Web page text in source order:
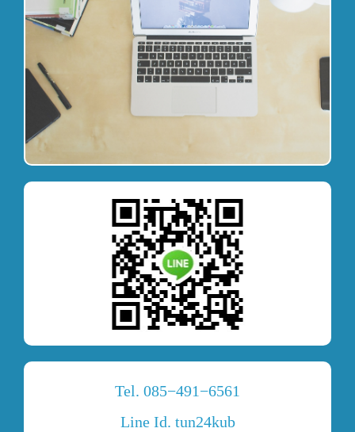
Tel. 085−491−6561
Line Id. tun24kub